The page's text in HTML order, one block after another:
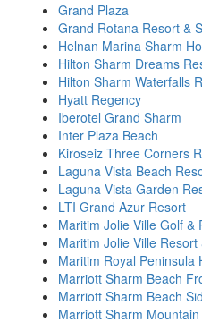
Grand Plaza
Grand Rotana Resort &
Helnan Marina Sharm
Hilton Sharm Dreams
Hilton Sharm Waterfalls
Hyatt Regency
Iberotel Grand Sharm
Inter Plaza Beach
Kiroseiz Three Corners
Laguna Vista Beach
Laguna Vista Garden
LTI Grand Azur Resort
Maritim Jolie Ville Golf &
Maritim Jolie Ville Resort
Maritim Royal Peninsula
Marriott Sharm Beach
Marriott Sharm Beach
Marriott Sharm Mountain